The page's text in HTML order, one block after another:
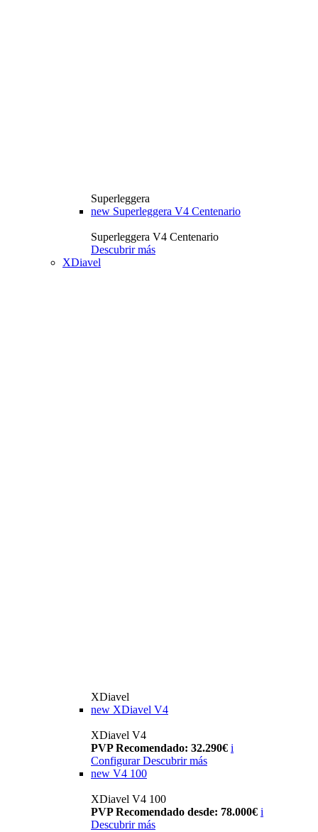
Superleggera
new Superleggera V4 Centenario
Superleggera V4 Centenario
Descubrir más
XDiavel
XDiavel
new XDiavel V4
XDiavel V4
PVP Recomendado: 32.290€ i
Configurar Descubrir más
new V4 100
XDiavel V4 100
PVP Recomendado desde: 78.000€ i
Descubrir más